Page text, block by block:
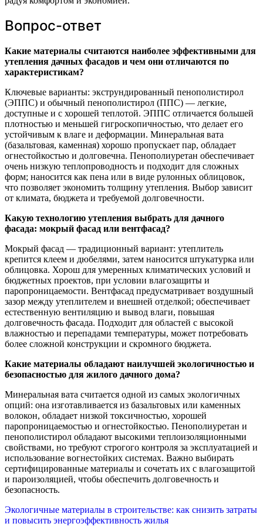
Вопрос-ответ
Какие материалы считаются наиболее эффективными для
утепления дачных фасадов и чем они отличаются по
характеристикам?
Ключевые варианты: экструндированный пенополистирол
(ЭППС) и обычный пенополистирол (ППС) — легкие,
доступные и с хорошей теплотой. ЭППС отличается большей
плотностью и меньшей гигроскопичностью, что делает его
устойчивым к влаге и деформации. Минеральная вата
(базальтовая, каменная) хорошо пропускает пар, обладает
огнестойкостью и долговечна. Пенополиуретан обеспечивает
очень низкую теплопроводность и подходит для сложных
форм; наносится как пена или в виде рулонных облицовок,
что позволяет экономить толщину утепления. Выбор зависит
от климата, бюджета и требуемой долговечности.
Какую технологию утепления выбрать для дачного
фасада: мокрый фасад или вентфасад?
Мокрый фасад — традиционный вариант: утеплитель
крепится клеем и дюбелями, затем наносится штукатурка или
облицовка. Хорош для умеренных климатических условий и
бюджетных проектов, при условии влагозащиты и
паропроницаемости. Вентфасад предусматривает воздушный
зазор между утеплителем и внешней отделкой; обеспечивает
естественную вентиляцию и вывод влаги, повышая
долговечность фасада. Подходит для областей с высокой
влажностью и перепадами температуры, может потребовать
более сложной конструкции и скромного бюджета.
Какие материалы обладают наилучшей экологичностью и
безопасностью для жилого дачного дома?
Минеральная вата считается одной из самых экологичных
опций: она изготавливается из базальтовых или каменных
волокон, обладает низкой токсичностью, хорошей
паропроницаемостью и огнестойкостью. Пенополиуретан и
пенополистирол обладают высокими теплоизоляционными
свойствами, но требуют строгого контроля за эксплуатацией и
использование вогнестойких системах. Важно выбирать
сертифицированные материалы и сочетать их с влагозащитой
и пароизоляцией, чтобы обеспечить долговечность и
безопасность.
Навигация
Экологичные материалы в строительстве: как снизить затраты
и повысить энергоэффективность жилья